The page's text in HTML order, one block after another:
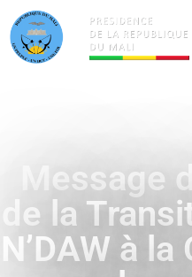
Message
de la
N’DAW à